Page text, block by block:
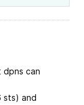
can
sts) and